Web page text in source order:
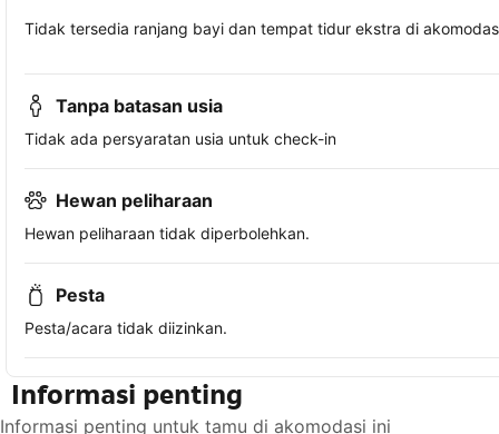
Tidak tersedia ranjang bayi dan tempat tidur ekstra di
Tanpa batasan usia
Tidak ada persyaratan usia untuk check-in
Hewan peliharaan
Hewan peliharaan tidak diperbolehkan.
Pesta
Pesta/acara tidak diizinkan.
Informasi penting
Informasi penting untuk tamu di akomodasi ini